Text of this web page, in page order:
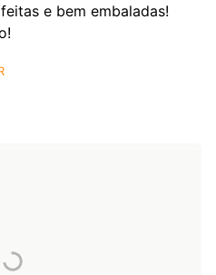
e bem embaladas!